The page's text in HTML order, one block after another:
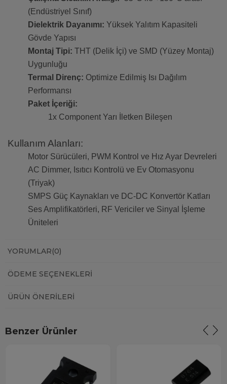
(Endüstriyel Sınıf)
Dielektrik Dayanımı: Yüksek Yalıtım Kapasiteli
Gövde Yapısı
Montaj Tipi: THT (Delik İçi) ve SMD (Yüzey Montaj)
Uygunluğu
Termal Direnç: Optimize Edilmiş Isı Dağılım
Performansı
Paket İçeriği:
1x Component Yarı İletken Bileşen
Kullanım Alanları:
Motor Sürücüleri, PWM Kontrol ve Hız Ayar Devreleri
AC Dimmer, Isıtıcı Kontrolü ve Ev Otomasyonu
(Triyak)
SMPS Güç Kaynakları ve DC-DC Konvertör Katları
Ses Amplifikatörleri, RF Vericiler ve Sinyal İşleme
Üniteleri
YORUMLAR(0)
ÖDEME SEÇENEKLERI
ÜRÜN ÖNERILERI
Benzer Ürünler